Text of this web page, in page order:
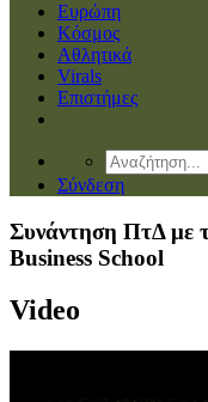
Ευρώπη
Κόσμος
Αθλητικά
Virals
Επιστήμες
Σύνδεση
Συνάντηση ΠτΔ με
Business School
Video